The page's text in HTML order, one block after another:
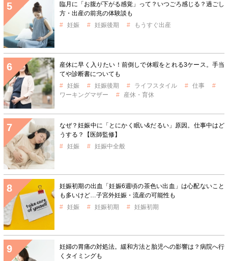
臨月に「お腹が下がる感覚」って？いつごろ感じる？過ごし
方・出産の前兆の体験談も
妊娠
妊娠後期 もうすぐ出産
産休に早く入りたい！前倒しで休暇をとれる3ケース。手当
てや診断書についても
妊娠
妊娠後期 ライフスタイル
仕事
ワーキングマザー
産休・育休
なぜ？妊娠中に「とにかく眠い&だるい」原因。仕事中はど
うする？【医師監修】
妊娠
妊娠中全般
妊娠初期の出血「妊娠6週頃の茶色い出血」は心配ないこと
も多いけど…子宮外妊娠・流産の可能性も
妊娠
妊娠初期 妊娠初期
妊婦の胃痛の対処法。緩和方法と胎児への影響は？病院へ行
くタイミングも